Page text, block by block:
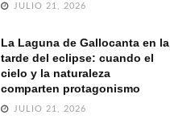
JULIO 21, 2026
La Laguna de Gallocanta en la
tarde del eclipse: cuando el
cielo y la naturaleza
comparten protagonismo
JULIO 21, 2026